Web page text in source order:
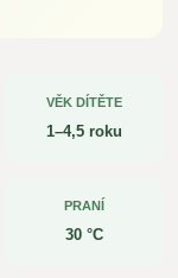
VĚK DÍTĚTE
1–4,5 roku
PRANÍ
30 °C